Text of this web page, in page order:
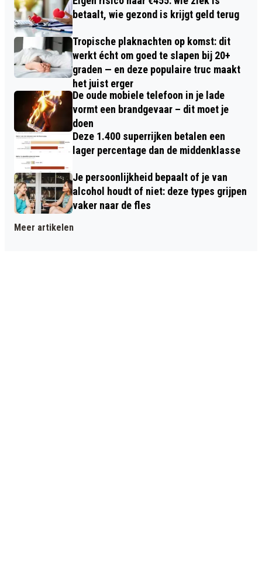
betaalt, wie gezond is krijgt geld terug
Tropische plaknachten op komst: dit
werkt écht om goed te slapen bij 20+
graden — en deze populaire truc maakt
het juist erger
De oude mobiele telefoon in je lade
vormt een brandgevaar – dit moet je
doen
Deze 1.400 superrijken betalen een
lager percentage dan de middenklasse
Je persoonlijkheid bepaalt of je van
alcohol houdt of niet: deze types grijpen
vaker naar de fles
Meer artikelen